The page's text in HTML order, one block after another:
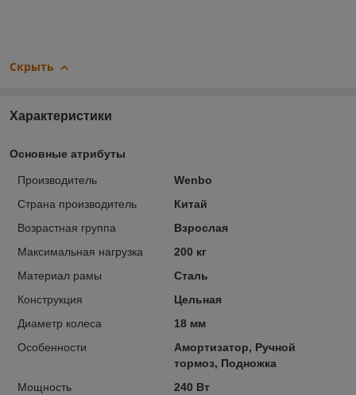
Скрыть
Характеристики
Основные атрибуты
Производитель
Wenbo
Страна производитель
Китай
Возрастная группа
Взрослая
Максимальная нагрузка
200 кг
Материал рамы
Сталь
Конструкция
Цельная
Диаметр колеса
18 мм
Особенности
Амортизатор, Ручной
тормоз, Подножка
Мощность
240 Вт